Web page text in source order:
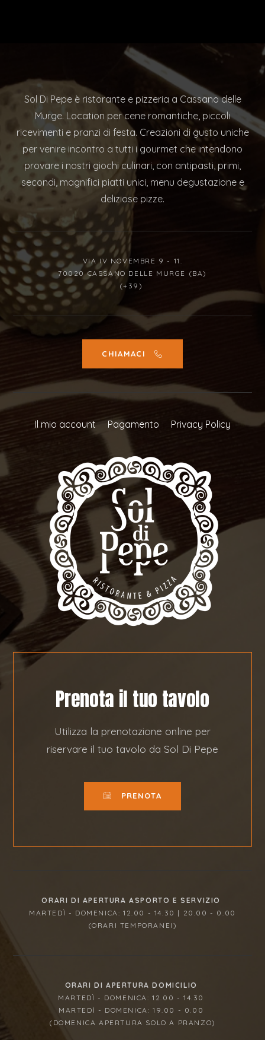
Sol Di Pepe è ristorante e pizzeria a Cassano delle
Murge. Location per cene romantiche, piccoli
ricevimenti e pranzi di festa. Creazioni di gusto uniche
per venire incontro a tutti i gourmet che intendono
provare i nostri giochi culinari, con antipasti, primi,
secondi, magnifici piatti unici, menu degustazione e
deliziose pizze.
VIA IV NOVEMBRE 9 - 11.
70020 CASSANO DELLE MURGE (BA)
(+39)
CHIAMACI
Il mio account Pagamento Privacy Policy
Prenota il tuo tavolo
Utilizza la prenotazione online per
riservare il tuo tavolo da Sol Di Pepe
PRENOTA
ORARI DI APERTURA ASPORTO E SERVIZIO
MARTEDÌ - DOMENICA: 12.00 - 14.30 | 20.00 - 0.00
(ORARI TEMPORANEI)
ORARI DI APERTURA DOMICILIO
MARTEDÌ - DOMENICA: 12.00 - 14.30
MARTEDÌ - DOMENICA: 19.00 - 0.00
(DOMENICA APERTURA SOLO A PRANZO)